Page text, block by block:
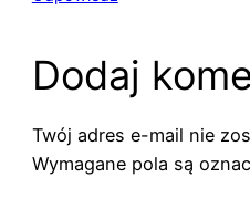
Dodaj
Twój adres e-mail nie
Wymagane pola są